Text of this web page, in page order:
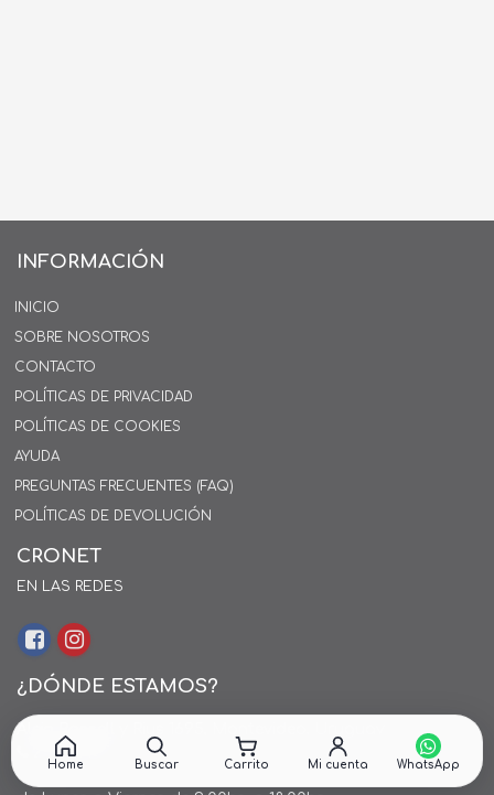
INFORMACIÓN
INICIO
SOBRE NOSOTROS
CONTACTO
POLÍTICAS DE PRIVACIDAD
POLÍTICAS DE COOKIES
AYUDA
PREGUNTAS FRECUENTES (FAQ)
POLÍTICAS DE DEVOLUCIÓN
CRONET
EN LAS REDES
¿DÓNDE ESTAMOS?
Alejo Rossell y Rius 1695, Montevideo, Uruguay
26 242424*
Home Buscar Carrito Mi cuenta